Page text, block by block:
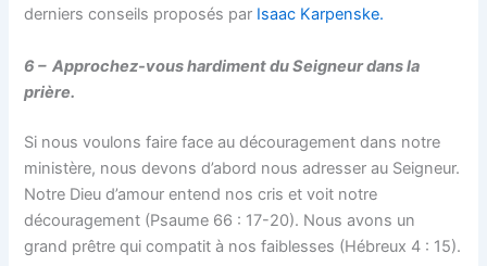
derniers conseils proposés par Isaac Karpenske.
6 – Approchez-vous hardiment du Seigneur dans la
prière.
Si nous voulons faire face au découragement dans notre
ministère, nous devons d’abord nous adresser au Seigneur.
Notre Dieu d’amour entend nos cris et voit notre
découragement (Psaume 66 : 17-20). Nous avons un
grand prêtre qui compatit à nos faiblesses (Hébreux 4 : 15).